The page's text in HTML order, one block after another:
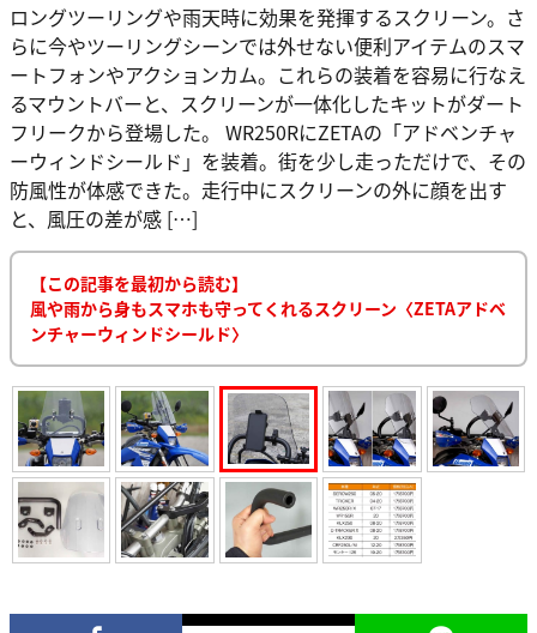
ロングツーリングや雨天時に効果を発揮するスクリーン。さ
らに今やツーリングシーンでは外せない便利アイテムのスマ
ートフォンやアクションカム。これらの装着を容易に行なえ
るマウントバーと、スクリーンが一体化したキットがダート
フリークから登場した。 WR250RにZETAの「アドベンチャ
ーウィンドシールド」を装着。街を少し走っただけで、その
防風性が体感できた。走行中にスクリーンの外に顔を出す
と、風圧の差が感 […]
【この記事を最初から読む】
風や雨から身もスマホも守ってくれるスクリーン〈ZETAアドベ
ンチャーウィンドシールド〉